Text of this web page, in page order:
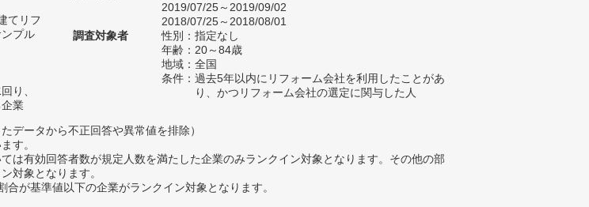
てリフ
プル
り、
業
2019/07/25～2019/09/02
2018/07/25～2018/08/01
調査対象者
性別：指定なし
年齢：20～84歳
地域：全国
条件：過去5年以内にリフォーム会社を利用したことがあ
り、かつリフォーム会社の選定に関与した人
データから不正回答や異常値を排除）
す。
は有効回答者数が規定人数を満たした企業のみランクイン対象となります。その他の部
対象となります。
が基準値以下の企業がランクイン対象となります。